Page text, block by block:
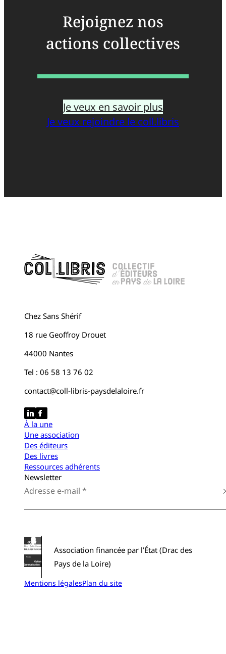
Rejoignez nos
actions collectives
Je veux en savoir plus
Je veux rejoindre le coll.libris
Chez Sans Shérif
18 rue Geoffroy Drouet
44000 Nantes
Tel : 06 58 13 76 02
contact@coll-libris-paysdelaloire.fr
À la une
Une association
Des éditeurs
Des livres
Ressources adhérents
Newsletter
Association financée par l’État (Drac des
Pays de la Loire)
Mentions légalesPlan du site